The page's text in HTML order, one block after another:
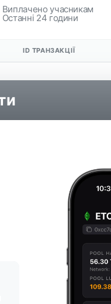
Виплачено учасникам
Останні 24 години
ID ТРАНЗАКЦІЇ